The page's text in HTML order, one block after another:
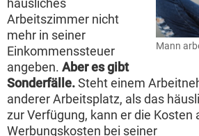
Mann
häusliches
Arbeitszimmer nicht
mehr in seiner
Einkommenssteuer
angeben. Aber es gibt
Sonderfälle.Steht einem
anderer Arbeitsplatz, als das
zur Verfügung, kann er die Kosten
Werbungskosten bei seiner